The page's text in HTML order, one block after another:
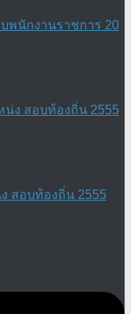
พนักงานราชการ 20
สอบท้องถิ่น 2555